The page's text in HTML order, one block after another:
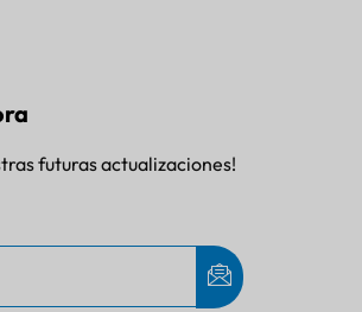
futuras actualizaciones!